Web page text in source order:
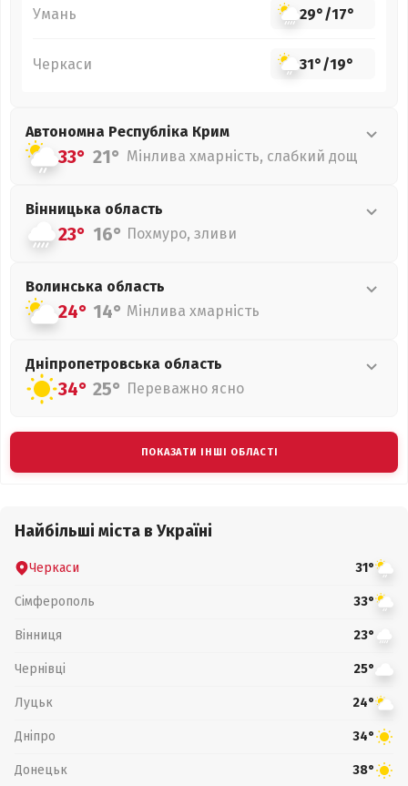
Умань 29°/17°
Черкаси 31°/19°
Автономна Республіка Крим
33° 21° Мінлива хмарність, слабкий дощ
Вінницька область
23° 16° Похмуро, зливи
Волинська область
24° 14° Мінлива хмарність
Дніпропетровська область
34° 25° Переважно ясно
ПОКАЗАТИ ІНШІ ОБЛАСТІ
Найбільші міста в Україні
Черкаси 31°
Сімферополь 33°
Вінниця 23°
Чернівці 25°
Луцьк 24°
Дніпро 34°
Донецьк 38°